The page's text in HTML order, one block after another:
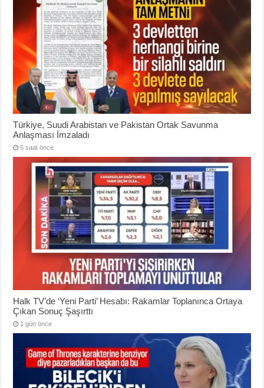
Türkiye, Suudi Arabistan ve Pakistan Ortak Savunma
Anlaşması İmzaladı
5 saat önce
Halk TV’de ‘Yeni Parti’ Hesabı: Rakamlar Toplanınca Ortaya
Çıkan Sonuç Şaşırttı
1 gün önce